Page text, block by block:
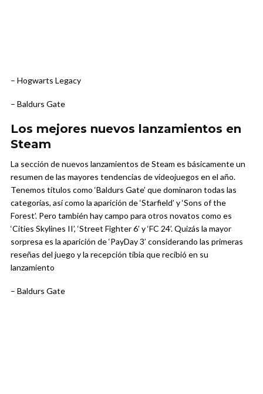
– Hogwarts Legacy
– Baldurs Gate
Los mejores nuevos lanzamientos en
Steam
La sección de nuevos lanzamientos de Steam es básicamente un
resumen de las mayores tendencias de videojuegos en el año.
Tenemos títulos como ‘Baldurs Gate’ que dominaron todas las
categorías, así como la aparición de ‘Starfield’ y ‘Sons of the
Forest’. Pero también hay campo para otros novatos como es
‘Cities Skylines II’, ‘Street Fighter 6’ y ‘FC 24’. Quizás la mayor
sorpresa es la aparición de ‘PayDay 3’ considerando las primeras
reseñas del juego y la recepción tibia que recibió en su
lanzamiento
– Baldurs Gate